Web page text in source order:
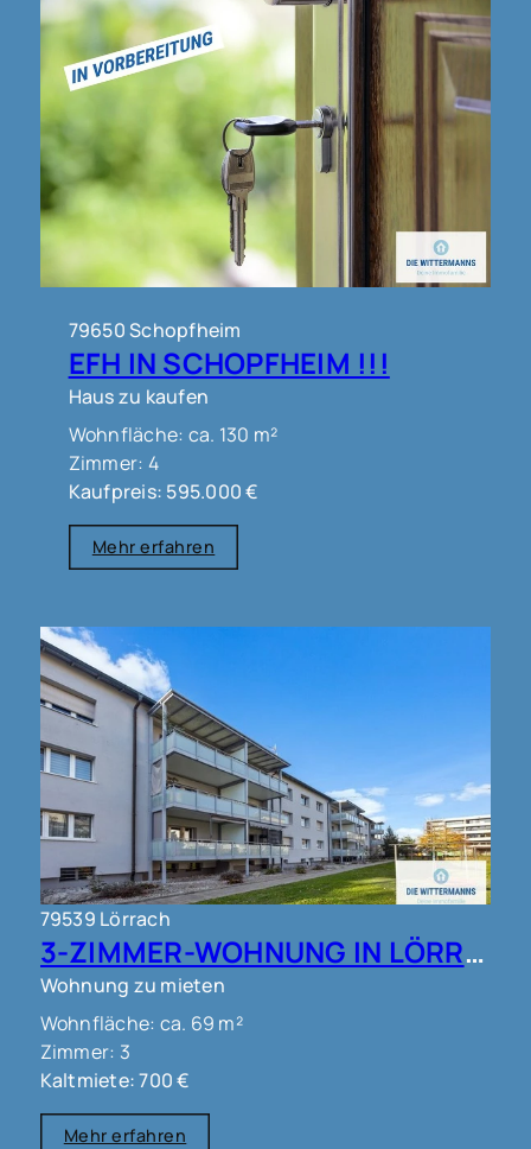
79650 Schopfheim
EFH IN SCHOPFHEIM !!!
Haus zu kaufen
Wohnfläche: ca. 130 m²
Zimmer: 4
Kaufpreis: 595.000 €
Mehr erfahren
79539 Lörrach
3-ZIMMER-WOHNUNG IN LÖRRACH !!!
Wohnung zu mieten
Wohnfläche: ca. 69 m²
Zimmer: 3
Kaltmiete: 700 €
Mehr erfahren